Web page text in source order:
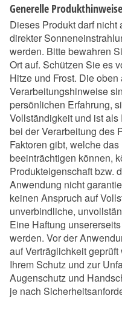
Generelle Produkthinweise
Dieses Produkt darf
direkter
werden. Bitte bewahren
Ort auf. Schützen Sie es
Hitze und Frost. Die
Verarbeitungshinweise
persönlichen Erfahrung,
Vollständigkeit und ist
bei der Verarbeitung des
Faktoren gibt, welche
beeinträchtigen können,
Produkteigenschaft bzw.
Anwendung nicht
keinen Anspruch auf
unverbindliche,
Eine Haftung
werden. Vor der
auf Verträglichkeit
Ihrem Schutz und zur
Augenschutz und
je nach